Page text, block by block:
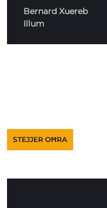
Bernard Xuereb
Illum
STEJJER OĦRA